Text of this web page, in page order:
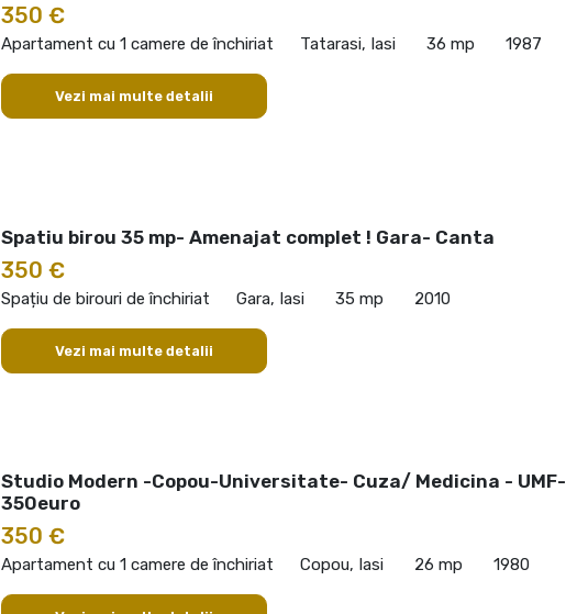
350 €
Apartament cu 1 camere de închiriat Tatarasi, Iasi 36 mp 1987
Vezi mai multe detalii
Spatiu birou 35 mp- Amenajat complet ! Gara- Canta
350 €
Spațiu de birouri de închiriat Gara, Iasi 35 mp 2010
Vezi mai multe detalii
Studio Modern -Copou-Universitate- Cuza/ Medicina - UMF-
350euro
350 €
Apartament cu 1 camere de închiriat Copou, Iasi 26 mp 1980